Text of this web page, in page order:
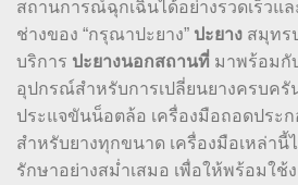
สถานการณ์ฉุกเฉินได้อย่างรวดเร็วแ
ช่างของ “กรุณาปะยาง” ปะยาง สมุทร
บริการ ปะยางนอกสถานที่ มาพร้อมกั
อุปกรณ์สำหรับการเปลี่ยนยางครบครั
ประแจขันน็อตล้อ เครื่องมือถอดประก
สำหรับยางทุกขนาด เครื่องมือเหล่านี้
รักษาอย่างสม่ำเสมอ เพื่อให้พร้อมใช้